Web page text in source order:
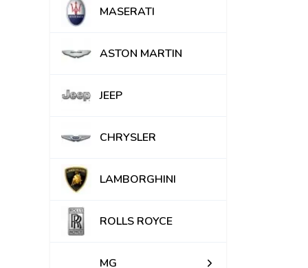
MASERATI
ASTON MARTIN
JEEP
CHRYSLER
LAMBORGHINI
ROLLS ROYCE
MG